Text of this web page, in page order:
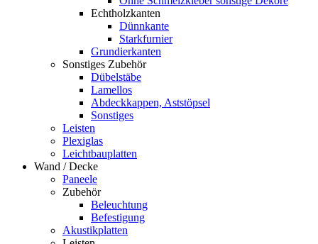
Echtholzkanten
Dünnkante
Starkfurnier
Grundierkanten
Sonstiges Zubehör
Dübelstäbe
Lamellos
Abdeckkappen, Aststöpsel
Sonstiges
Leisten
Plexiglas
Leichtbauplatten
Wand / Decke
Paneele
Zubehör
Beleuchtung
Befestigung
Akustikplatten